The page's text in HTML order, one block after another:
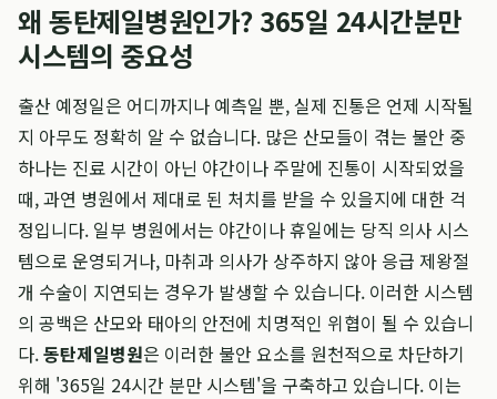
왜 동탄제일병원인가? 365일 24시간분만
시스템의 중요성
출산 예정일은 어디까지나 예측일 뿐, 실제 진통은 언제 시작될
지 아무도 정확히 알 수 없습니다. 많은 산모들이 겪는 불안 중
하나는 진료 시간이 아닌 야간이나 주말에 진통이 시작되었을
때, 과연 병원에서 제대로 된 처치를 받을 수 있을지에 대한 걱
정입니다. 일부 병원에서는 야간이나 휴일에는 당직 의사 시스
템으로 운영되거나, 마취과 의사가 상주하지 않아 응급 제왕절
개 수술이 지연되는 경우가 발생할 수 있습니다. 이러한 시스템
의 공백은 산모와 태아의 안전에 치명적인 위협이 될 수 있습니
다.동탄제일병원은 이러한 불안 요소를 원천적으로 차단하기
위해 '365일 24시간 분만 시스템'을 구축하고 있습니다. 이는